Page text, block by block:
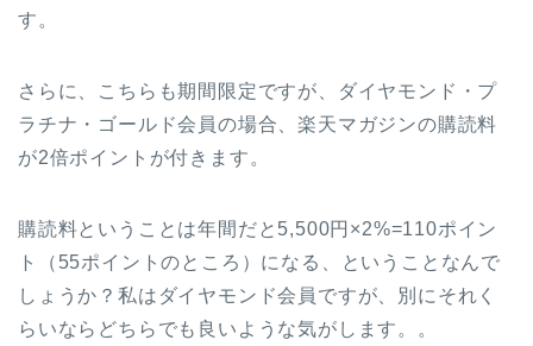
す。
さらに、こちらも期間限定ですが、ダイヤモンド・プ
ラチナ・ゴールド会員の場合、楽天マガジンの購読料
が2倍ポイントが付きます。
購読料ということは年間だと5,500円×2%=110ポイン
ト（55ポイントのところ）になる、ということなんで
しょうか？私はダイヤモンド会員ですが、別にそれく
らいならどちらでも良いような気がします。。